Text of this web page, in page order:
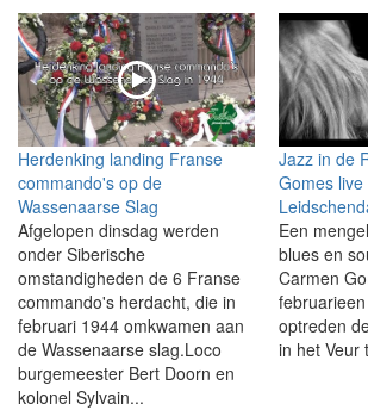
Herdenking landing Franse
commando's op de
Wassenaarse Slag
Afgelopen dinsdag werden
onder Siberische
omstandigheden de 6 Franse
commando's herdacht, die in
februari 1944 omkwamen aan
de Wassenaarse slag.Loco
burgemeester Bert Doorn en
kolonel Sylvain...
Jazz in de
Gomes live
Een
blues en
Carmen
optreden
in het Veur